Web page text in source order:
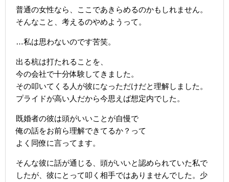
普通の女性なら、ここであきらめるのかもしれません。
そんなこと、考えるのやめようって。
…私は思わないのです苦笑。
出る杭は打たれることを、
今の会社で十分体験してきました。
その叩いてくる人が彼になっただけだと理解しました。
プライドが高い人だから今思えば想定内でした。
既婚者の彼は頭がいいことが自慢で
俺の話をお前ら理解できてるか？って
よく同僚に言ってます。
そんな彼に話が通じる、頭がいいと認められていた私で
したが、彼にとって叩く相手ではありませんでした。少